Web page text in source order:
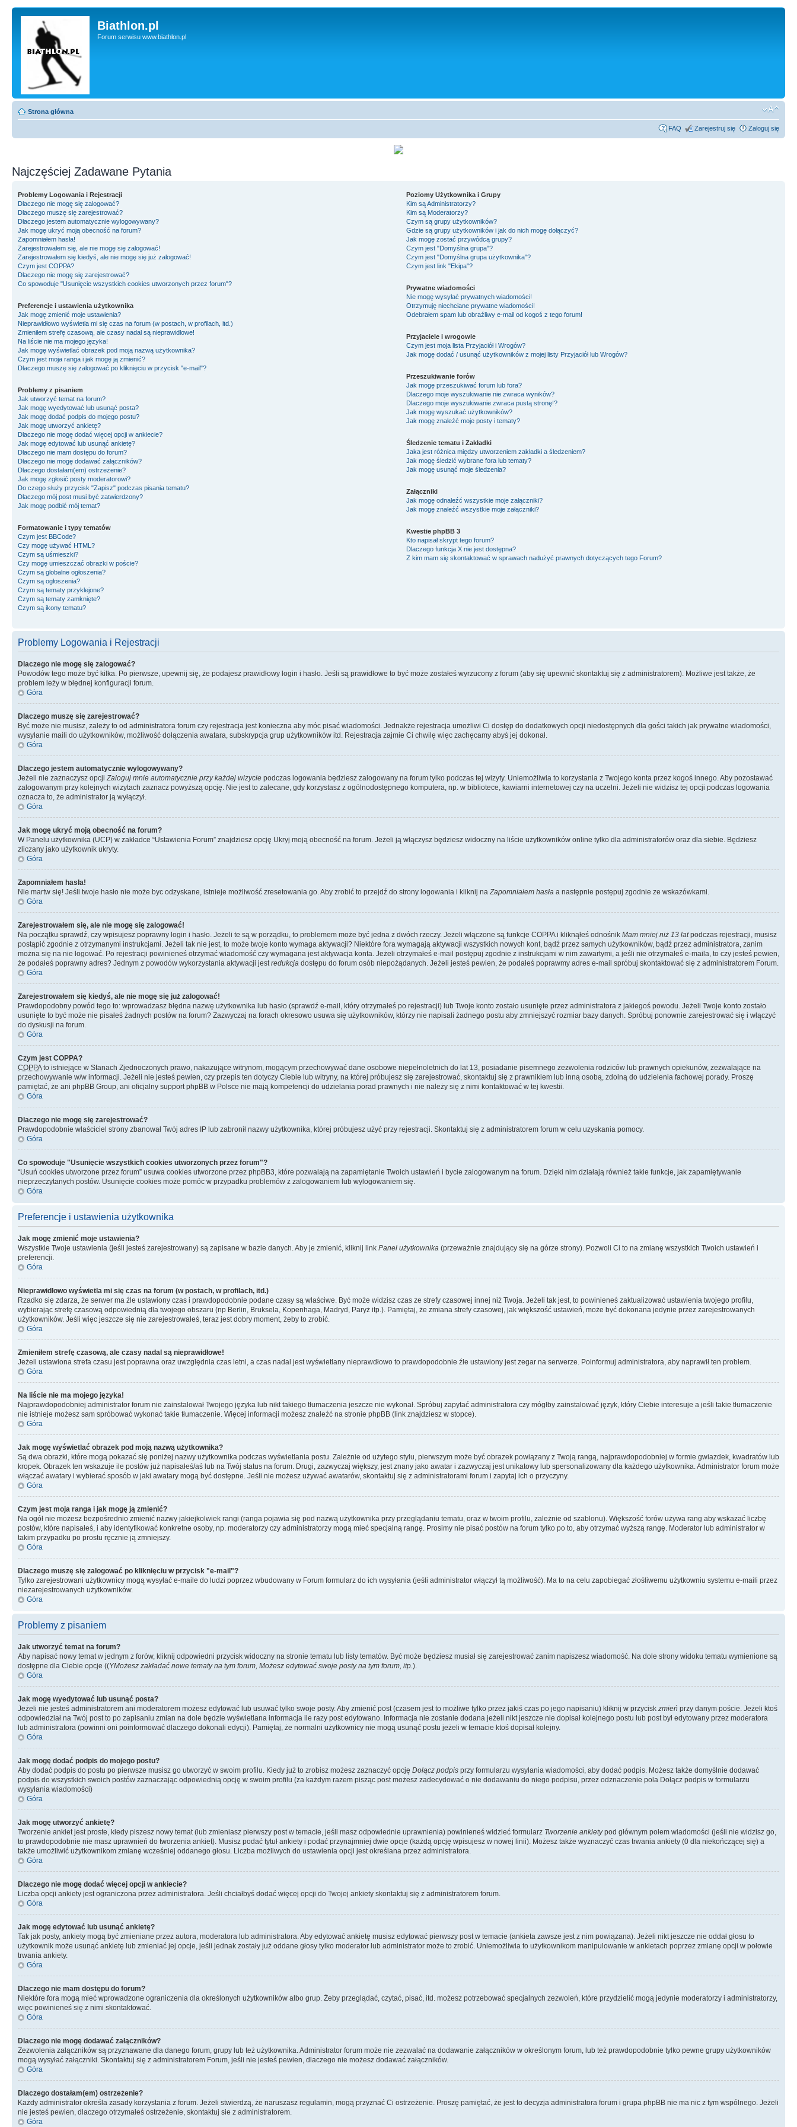
Biathlon.pl
Forum serwisu www.biathlon.pl
Strona główna
FAQ Zarejestruj się Zaloguj się
Najczęściej Zadawane Pytania
Problemy Logowania i Rejestracji
Dlaczego nie mogę się zalogować?
Dlaczego muszę się zarejestrować?
Dlaczego jestem automatycznie wylogowywany?
Jak mogę ukryć moją obecność na forum?
Zapomniałem hasła!
Zarejestrowałem się, ale nie mogę się zalogować!
Zarejestrowałem się kiedyś, ale nie mogę się już zalogować!
Czym jest COPPA?
Dlaczego nie mogę się zarejestrować?
Co spowoduje "Usunięcie wszystkich cookies utworzonych przez forum"?
Preferencje i ustawienia użytkownika
Jak mogę zmienić moje ustawienia?
Nieprawidłowo wyświetla mi się czas na forum (w postach, w profilach, itd.)
Zmieniłem strefę czasową, ale czasy nadal są nieprawidłowe!
Na liście nie ma mojego języka!
Jak mogę wyświetlać obrazek pod moją nazwą użytkownika?
Czym jest moja ranga i jak mogę ją zmienić?
Dlaczego muszę się zalogować po kliknięciu w przycisk "e-mail"?
Problemy z pisaniem
Jak utworzyć temat na forum?
Jak mogę wyedytować lub usunąć posta?
Jak mogę dodać podpis do mojego postu?
Jak mogę utworzyć ankietę?
Dlaczego nie mogę dodać więcej opcji w ankiecie?
Jak mogę edytować lub usunąć ankietę?
Dlaczego nie mam dostępu do forum?
Dlaczego nie mogę dodawać załączników?
Dlaczego dostałam(em) ostrzeżenie?
Jak mogę zgłosić posty moderatorowi?
Do czego służy przycisk "Zapisz" podczas pisania tematu?
Dlaczego mój post musi być zatwierdzony?
Jak mogę podbić mój temat?
Formatowanie i typy tematów
Czym jest BBCode?
Czy mogę używać HTML?
Czym są uśmieszki?
Czy mogę umieszczać obrazki w poście?
Czym są globalne ogłoszenia?
Czym są ogłoszenia?
Czym są tematy przyklejone?
Czym są tematy zamknięte?
Czym są ikony tematu?
Poziomy Użytkownika i Grupy
Kim są Administratorzy?
Kim są Moderatorzy?
Czym są grupy użytkowników?
Gdzie są grupy użytkowników i jak do nich mogę dołączyć?
Jak mogę zostać przywódcą grupy?
Czym jest "Domyślna grupa"?
Czym jest "Domyślna grupa użytkownika"?
Czym jest link "Ekipa"?
Prywatne wiadomości
Nie mogę wysyłać prywatnych wiadomości!
Otrzymuję niechciane prywatne wiadomości!
Odebrałem spam lub obraźliwy e-mail od kogoś z tego forum!
Przyjaciele i wrogowie
Czym jest moja lista Przyjaciół i Wrogów?
Jak mogę dodać / usunąć użytkowników z mojej listy Przyjaciół lub Wrogów?
Przeszukiwanie forów
Jak mogę przeszukiwać forum lub fora?
Dlaczego moje wyszukiwanie nie zwraca wyników?
Dlaczego moje wyszukiwanie zwraca pustą stronę!?
Jak mogę wyszukać użytkowników?
Jak mogę znaleźć moje posty i tematy?
Śledzenie tematu i Zakładki
Jaka jest różnica między utworzeniem zakładki a śledzeniem?
Jak mogę śledzić wybrane fora lub tematy?
Jak mogę usunąć moje śledzenia?
Załączniki
Jak mogę odnaleźć wszystkie moje załączniki?
Jak mogę znaleźć wszystkie moje załączniki?
Kwestie phpBB 3
Kto napisał skrypt tego forum?
Dlaczego funkcja X nie jest dostępna?
Z kim mam się skontaktować w sprawach nadużyć prawnych dotyczących tego Forum?
Problemy Logowania i Rejestracji
Dlaczego nie mogę się zalogować?
Powodów tego może być kilka. Po pierwsze, upewnij się, że podajesz prawidłowy login i hasło. Jeśli są prawidłowe to być może zostałeś wyrzucony z forum (aby się upewnić skontaktuj się z administratorem). Możliwe jest także, że
problem leży w błędnej konfiguracji forum.
Góra
Dlaczego muszę się zarejestrować?
Być może nie musisz, zależy to od administratora forum czy rejestracja jest konieczna aby móc pisać wiadomości. Jednakże rejestracja umożliwi Ci dostęp do dodatkowych opcji niedostępnych dla gości takich jak prywatne wiadomości,
wysyłanie maili do użytkowników, możliwość dołączenia awatara, subskrypcja grup użytkowników itd. Rejestracja zajmie Ci chwilę więc zachęcamy abyś jej dokonał.
Góra
Dlaczego jestem automatycznie wylogowywany?
Jeżeli nie zaznaczysz opcjiZaloguj mnie automatycznie przy każdej wizycie podczas logowania będziesz zalogowany na forum tylko podczas tej wizyty. Uniemożliwia to korzystania z Twojego konta przez kogoś innego. Aby pozostawać
zalogowanym przy kolejnych wizytach zaznacz powyższą opcję. Nie jest to zalecane, gdy korzystasz z ogólnodostępnego komputera, np. w bibliotece, kawiarni internetowej czy na uczelni. Jeżeli nie widzisz tej opcji podczas logowania
oznacza to, że administrator ją wyłączył.
Góra
Jak mogę ukryć moją obecność na forum?
W Panelu użytkownika (UCP) w zakładce “Ustawienia Forum” znajdziesz opcję Ukryj moją obecność na forum. Jeżeli ją włączysz będziesz widoczny na liście użytkowników online tylko dla administratorów oraz dla siebie. Będziesz
zliczany jako użytkownik ukryty.
Góra
Zapomniałem hasła!
Nie martw się! Jeśli twoje hasło nie może byc odzyskane, istnieje możliwość zresetowania go. Aby zrobić to przejdź do strony logowania i kliknij naZapomniałem hasła a następnie postępuj zgodnie ze wskazówkami.
Góra
Zarejestrowałem się, ale nie mogę się zalogować!
Na początku sprawdź, czy wpisujesz poprawny login i hasło. Jeżeli te są w porządku, to problemem może być jedna z dwóch rzeczy. Jeżeli włączone są funkcje COPPA i kliknąłeś odnośnik Mam mniej niż 13 latpodczas rejestracji, musisz
postąpić zgodnie z otrzymanymi instrukcjami. Jeżeli tak nie jest, to może twoje konto wymaga aktywacji? Niektóre fora wymagają aktywacji wszystkich nowych kont, bądź przez samych użytkowników, bądź przez administratora, zanim
można się na nie logować. Po rejestracji powinieneś otrzymać wiadomość czy wymagana jest aktywacja konta. Jeżeli otrzymałeś e-mail postępuj zgodnie z instrukcjami w nim zawartymi, a jeśli nie otrzymałeś e-maila, to czy jesteś pewien,
że podałeś poprawny adres? Jednym z powodów wykorzystania aktywacji jestredukcja dostępu do forum osób niepożądanych. Jeżeli jesteś pewien, że podałeś poprawmy adres e-mail spróbuj skontaktować się z administratorem Forum.
Góra
Zarejestrowałem się kiedyś, ale nie mogę się już zalogować!
Prawdopodobny powód tego to: wprowadzasz błędna nazwę użytkownika lub hasło (sprawdź e-mail, który otrzymałeś po rejestracji) lub Twoje konto zostało usunięte przez administratora z jakiegoś powodu. Jeżeli Twoje konto zostało
usunięte to być może nie pisałeś żadnych postów na forum? Zazwyczaj na forach okresowo usuwa się użytkowników, którzy nie napisali żadnego postu aby zmniejszyć rozmiar bazy danych. Spróbuj ponownie zarejestrować się i włączyć
do dyskusji na forum.
Góra
Czym jest COPPA?
COPPAto istniejące w Stanach Zjednoczonych prawo, nakazujące witrynom, mogącym przechowywać dane osobowe niepełnoletnich do lat 13, posiadanie pisemnego zezwolenia rodziców lub prawnych opiekunów, zezwalające na
przechowywanie w/w informacji. Jeżeli nie jesteś pewien, czy przepis ten dotyczy Ciebie lub witryny, na której próbujesz się zarejestrować, skontaktuj się z prawnikiem lub inną osobą, zdolną do udzielenia fachowej porady. Proszę
pamiętać, że ani phpBB Group, ani oficjalny support phpBB w Polsce nie mają kompetencji do udzielania porad prawnych i nie należy się z nimi kontaktować w tej kwestii.
Góra
Dlaczego nie mogę się zarejestrować?
Prawdopodobnie właściciel strony zbanował Twój adres IP lub zabronił nazwy użytkownika, której próbujesz użyć przy rejestracji. Skontaktuj się z administratorem forum w celu uzyskania pomocy.
Góra
Co spowoduje "Usunięcie wszystkich cookies utworzonych przez forum"?
“Usuń cookies utworzone przez forum” usuwa cookies utworzone przez phpBB3, które pozwalają na zapamiętanie Twoich ustawień i bycie zalogowanym na forum. Dzięki nim działają również takie funkcje, jak zapamiętywanie
nieprzeczytanych postów. Usunięcie cookies może pomóc w przypadku problemów z zalogowaniem lub wylogowaniem się.
Góra
Preferencje i ustawienia użytkownika
Jak mogę zmienić moje ustawienia?
Wszystkie Twoje ustawienia (jeśli jesteś zarejestrowany) są zapisane w bazie danych. Aby je zmienić, kliknij link Panel użytkownika (przeważnie znajdujący się na górze strony). Pozwoli Ci to na zmianę wszystkich Twoich ustawień i
preferencji.
Góra
Nieprawidłowo wyświetla mi się czas na forum (w postach, w profilach, itd.)
Rzadko się zdarza, że serwer ma źle ustawiony czas i prawdopodobnie podane czasy są właściwe. Być może widzisz czas ze strefy czasowej innej niż Twoja. Jeżeli tak jest, to powinieneś zaktualizować ustawienia twojego profilu,
wybierając strefę czasową odpowiednią dla twojego obszaru (np Berlin, Bruksela, Kopenhaga, Madryd, Paryż itp.). Pamiętaj, że zmiana strefy czasowej, jak większość ustawień, może być dokonana jedynie przez zarejestrowanych
użytkowników. Jeśli więc jeszcze się nie zarejestrowałeś, teraz jest dobry moment, żeby to zrobić.
Góra
Zmieniłem strefę czasową, ale czasy nadal są nieprawidłowe!
Jeżeli ustawiona strefa czasu jest poprawna oraz uwzględnia czas letni, a czas nadal jest wyświetlany nieprawdłowo to prawdopodobnie źle ustawiony jest zegar na serwerze. Poinformuj administratora, aby naprawił ten problem.
Góra
Na liście nie ma mojego języka!
Najprawdopodobniej administrator forum nie zainstalował Twojego języka lub nikt takiego tłumaczenia jeszcze nie wykonał. Spróbuj zapytać administratora czy mógłby zainstalować język, który Ciebie interesuje a jeśli takie tłumaczenie
nie istnieje możesz sam spróbować wykonać takie tłumaczenie. Więcej informacji możesz znaleźć na stronie phpBB (link znajdziesz w stopce).
Góra
Jak mogę wyświetlać obrazek pod moją nazwą użytkownika?
Są dwa obrazki, które mogą pokazać się poniżej nazwy użytkownika podczas wyświetlania postu. Zależnie od użytego stylu, pierwszym może być obrazek powiązany z Twoją rangą, najprawdopodobniej w formie gwiazdek, kwadratów lub
kropek. Obrazek ten wskazuje ile postów już napisałeś/aś lub na Twój status na forum. Drugi, zazwyczaj większy, jest znany jako awatar i zazwyczaj jest unikatowy lub spersonalizowany dla każdego użytkownika. Administrator forum może
włączać awatary i wybierać sposób w jaki awatary mogą być dostępne. Jeśli nie możesz używać awatarów, skontaktuj się z administratorami forum i zapytaj ich o przyczyny.
Góra
Czym jest moja ranga i jak mogę ją zmienić?
Na ogół nie możesz bezpośrednio zmienić nazwy jakiejkolwiek rangi (ranga pojawia się pod nazwą użytkownika przy przeglądaniu tematu, oraz w twoim profilu, zależnie od szablonu). Większość forów używa rang aby wskazać liczbę
postów, które napisałeś, i aby identyfikować konkretne osoby, np. moderatorzy czy administratorzy mogą mieć specjalną rangę. Prosimy nie pisać postów na forum tylko po to, aby otrzymać wyższą rangę. Moderator lub administrator w
takim przypadku po prostu ręcznie ją zmniejszy.
Góra
Dlaczego muszę się zalogować po kliknięciu w przycisk "e-mail"?
Tylko zarejestrowani użytkownicy mogą wysyłać e-maile do ludzi poprzez wbudowany w Forum formularz do ich wysyłania (jeśli administrator włączył tą możliwość). Ma to na celu zapobiegać złośliwemu użytkowniu systemu e-maili przez
niezarejestrowanych użytkowników.
Góra
Problemy z pisaniem
Jak utworzyć temat na forum?
Aby napisać nowy temat w jednym z forów, kliknij odpowiedni przycisk widoczny na stronie tematu lub listy tematów. Być może będziesz musiał się zarejestrować zanim napiszesz wiadomość. Na dole strony widoku tematu wymienione są
dostępne dla Ciebie opcje ((YMożesz zakładać nowe tematy na tym forum, Możesz edytować swoje posty na tym forum, itp.).
Góra
Jak mogę wyedytować lub usunąć posta?
Jeżeli nie jesteś administratorem ani moderatorem możesz edytować lub usuwać tylko swoje posty. Aby zmienić post (czasem jest to możliwe tylko przez jakiś czas po jego napisaniu) kliknij w przycisk zmień przy danym poście. Jeżeli ktoś
odpowiedział na Twój post to po zapisaniu zmian na dole będzie wyświetlana informacja ile razy post edytowano. Informacja nie zostanie dodana jeżeli nikt jeszcze nie dopisał kolejnego postu lub post był edytowany przez moderatora
lub administratora (powinni oni poinformować dlaczego dokonali edycji). Pamiętaj, że normalni użytkownicy nie mogą usunąć postu jeżeli w temacie ktoś dopisał kolejny.
Góra
Jak mogę dodać podpis do mojego postu?
Aby dodać podpis do postu po pierwsze musisz go utworzyć w swoim profilu. Kiedy już to zrobisz możesz zaznaczyć opcję Dołącz podpis przy formularzu wysyłania wiadomości, aby dodać podpis. Możesz także domyślnie dodawać
podpis do wszystkich swoich postów zaznaczając odpowiednią opcję w swoim profilu (za każdym razem pisząc post możesz zadecydować o nie dodawaniu do niego podpisu, przez odznaczenie pola Dołącz podpis w formularzu
wysyłania wiadomości)
Góra
Jak mogę utworzyć ankietę?
Tworzenie ankiet jest proste, kiedy piszesz nowy temat (lub zmieniasz pierwszy post w temacie, jeśli masz odpowiednie uprawnienia) powinieneś widzieć formularz Tworzenie ankietypod głównym polem wiadomości (jeśli nie widzisz go,
to prawdopodobnie nie masz uprawnień do tworzenia ankiet). Musisz podać tytuł ankiety i podać przynajmniej dwie opcje (każdą opcję wpisujesz w nowej linii). Możesz także wyznaczyć czas trwania ankiety (0 dla niekończącej się) a
także umożliwić użytkownikom zmianę wcześniej oddanego głosu. Liczba możliwych do ustawienia opcji jest określana przez administratora.
Góra
Dlaczego nie mogę dodać więcej opcji w ankiecie?
Liczba opcji ankiety jest ograniczona przez administratora. Jeśli chciałbyś dodać więcej opcji do Twojej ankiety skontaktuj się z administratorem forum.
Góra
Jak mogę edytować lub usunąć ankietę?
Tak jak posty, ankiety mogą być zmieniane przez autora, moderatora lub administratora. Aby edytować ankietę musisz edytować pierwszy post w temacie (ankieta zawsze jest z nim powiązana). Jeżeli nikt jeszcze nie oddał głosu to
użytkownik może usunąć ankietę lub zmieniać jej opcje, jeśli jednak zostały już oddane głosy tylko moderator lub administrator może to zrobić. Uniemożliwia to użytkownikom manipulowanie w ankietach poprzez zmianę opcji w połowie
trwania ankiety.
Góra
Dlaczego nie mam dostępu do forum?
Niektóre fora mogą mieć wprowadzone ograniczenia dla określonych użytkowników albo grup. Żeby przeglądać, czytać, pisać, itd. możesz potrzebować specjalnych zezwoleń, które przydzielić mogą jedynie moderatorzy i administratorzy,
więc powinieneś się z nimi skontaktować.
Góra
Dlaczego nie mogę dodawać załączników?
Zezwolenia załączników są przyznawane dla danego forum, grupy lub też użytkownika. Administrator forum może nie zezwalać na dodawanie załączników w określonym forum, lub też prawdopodobnie tylko pewne grupy użytkowników
mogą wysyłać załączniki. Skontaktuj się z administratorem Forum, jeśli nie jesteś pewien, dlaczego nie możesz dodawać załączników.
Góra
Dlaczego dostałam(em) ostrzeżenie?
Każdy administrator określa zasady korzystania z forum. Jeżeli stwierdzą, że naruszasz regulamin, mogą przyznać Ci ostrzeżenie. Proszę pamiętać, że jest to decyzja administratora forum i grupa phpBB nie ma nic z tym wspólnego. Jeżeli
nie jesteś pewien, dlaczego otrzymałeś ostrzeżenie, skontaktuj sie z administratorem.
Góra